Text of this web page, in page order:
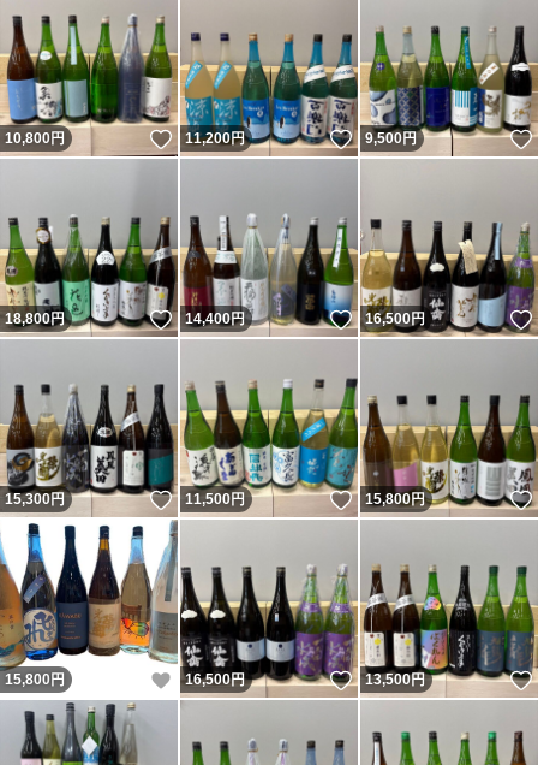
10,800円 いいね！
11,200円 いいね！
9,500円
18,800円 いいね！
14,400円 いいね！
16,500円
15,300円 いいね！
11,500円 いいね！
15,800円
15,800 円 いいね！
16,500円 いいね！
13,500円